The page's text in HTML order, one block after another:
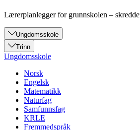
Lærerplanlegger for grunnskolen –
Ungdomsskole
Trinn
Ungdomsskole
Norsk
Engelsk
Matematikk
Naturfag
Samfunnsfag
KRLE
Fremmedspråk